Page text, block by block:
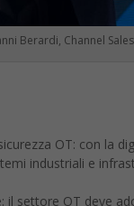
Berardi, Channel
OT: con la
industriali e
il settore OT deve